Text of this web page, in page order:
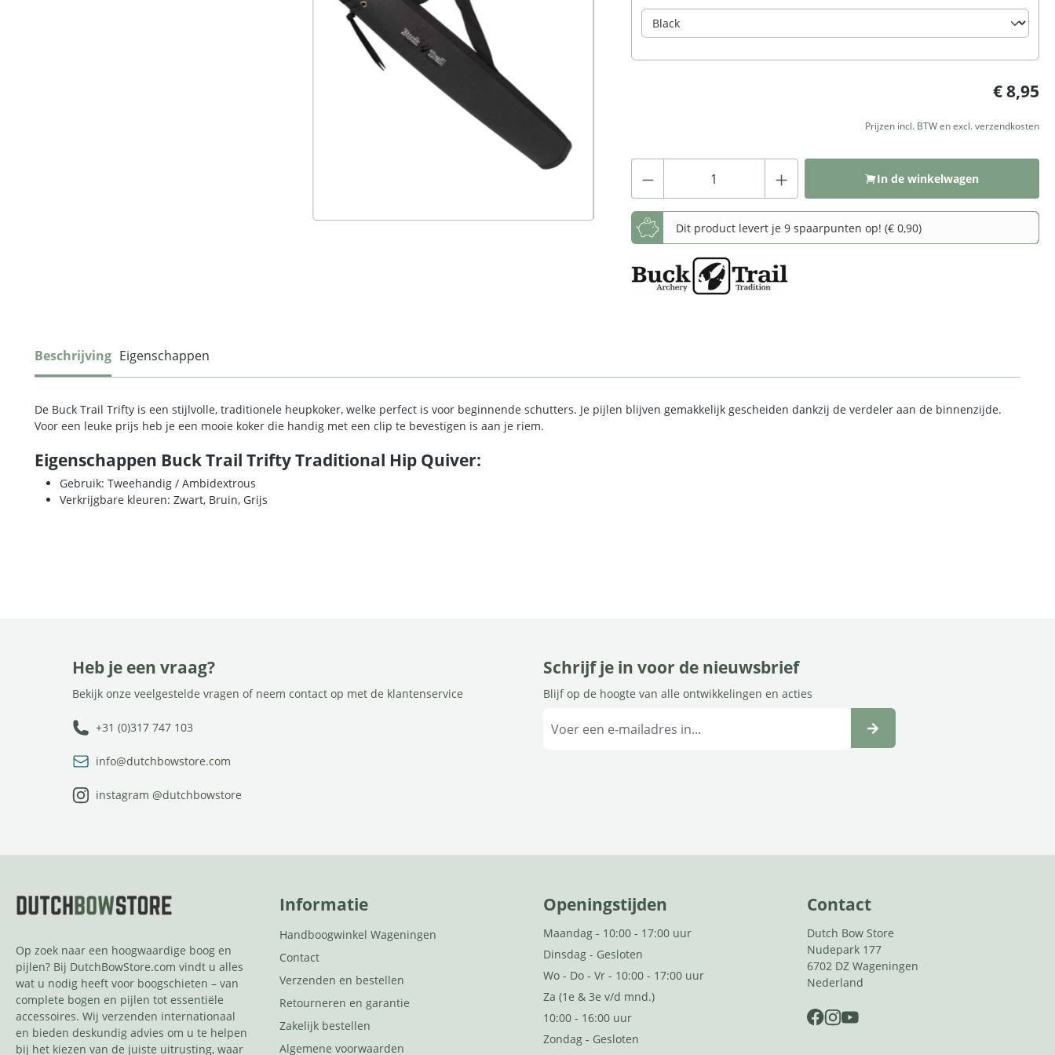
€ 8,95
Prijzen incl. BTW en excl. verzendkosten
In de winkelwagen
Dit product levert je 9 spaarpunten op! (€ 0,90)
Beschrijving Eigenschappen
De Buck Trail Trifty is een stijlvolle, traditionele heupkoker, welke perfect is voor beginnende schutters. Je pijlen blijven gemakkelijk gescheiden dankzij de verdeler aan de binnenzijde.
Voor een leuke prijs heb je een mooie koker die handig met een clip te bevestigen is aan je riem.
Eigenschappen Buck Trail Trifty Traditional Hip Quiver:
Gebruik: Tweehandig / Ambidextrous
Verkrijgbare kleuren: Zwart, Bruin, Grijs
Heb je een vraag?
Bekijk onze veelgestelde vragen of neem contact op met de klantenservice
+31 (0)317 747 103
info@dutchbowstore.com
instagram @dutchbowstore
Schrijf je in voor de nieuwsbrief
Blijf op de hoogte van alle ontwikkelingen en acties
Contact
Dutch Bow Store
Nudepark 177
6702 DZ Wageningen
Nederland
Op zoek naar een hoogwaardige boog en
pijlen? Bij DutchBowStore.com vindt u alles
wat u nodig heeft voor boogschieten – van
complete bogen en pijlen tot essentiële
accessoires. Wij verzenden internationaal
en bieden deskundig advies om u te helpen
bij het kiezen van de juiste uitrusting, waar
Informatie
Handboogwinkel Wageningen
Contact
Verzenden en bestellen
Retourneren en garantie
Zakelijk bestellen
Algemene voorwaarden
Openingstijden
Maandag - 10:00 - 17:00 uur
Dinsdag - Gesloten
Wo - Do - Vr - 10:00 - 17:00 uur
Za (1e & 3e v/d mnd.)
10:00 - 16:00 uur
Zondag - Gesloten